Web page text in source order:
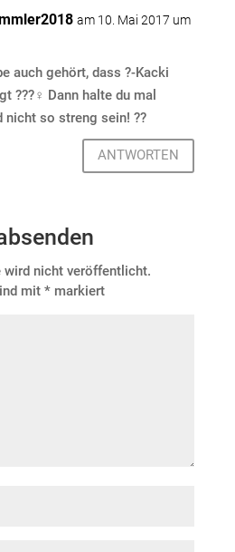
am 10. Mai 2017 um
auch gehört, dass ?-Kacki
???‍♀️ Dann halte du mal
nicht so streng sein! ??
ANTWORTEN
wird nicht veröffentlicht.
mit *markiert